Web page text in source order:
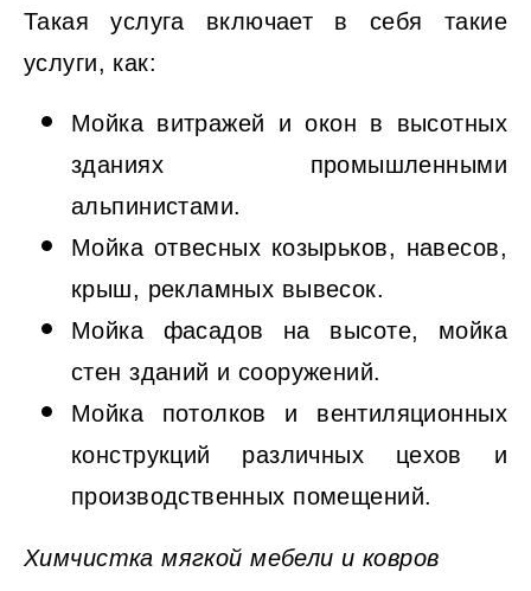
Такая услуга включает в себя такие
услуги, как:
Мойка витражей и окон в высотных
зданиях промышленными
альпинистами.
Мойка отвесных козырьков, навесов,
крыш, рекламных вывесок.
Мойка фасадов на высоте, мойка
стен зданий и сооружений.
Мойка потолков и вентиляционных
конструкций различных цехов и
производственных помещений.
Химчистка мягкой мебели и ковров